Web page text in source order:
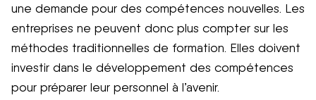
une demande pour des compétences nouvelles. Les
entreprises ne peuvent donc plus compter sur les
méthodes traditionnelles de formation. Elles doivent
investir dans le développement des compétences
pour préparer leur personnel à l’avenir.